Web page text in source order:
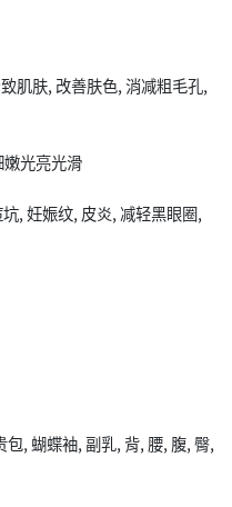
肌肤, 改善肤色, 消减粗毛孔,
光亮光滑
, 妊娠纹, 皮炎, 减轻黑眼圈,
, 蝴蝶袖, 副乳, 背, 腰, 腹, 臀,